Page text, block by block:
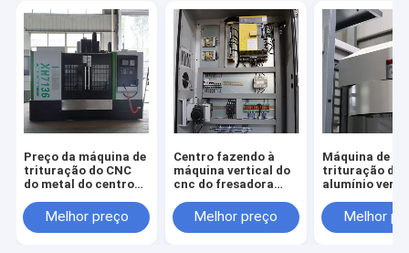
Preço da máquina de
trituração do CNC
do metal do centro
XK7136 XH7136 do
vertical VMC
Melhor preço
Centro fazendo à
máquina vertical do
cnc do fresadora
VMC1580 do
fraiseuse da
Melhor preço
Máquina de
trituração de
alumínio
centro de
XH7126 do
Melhor